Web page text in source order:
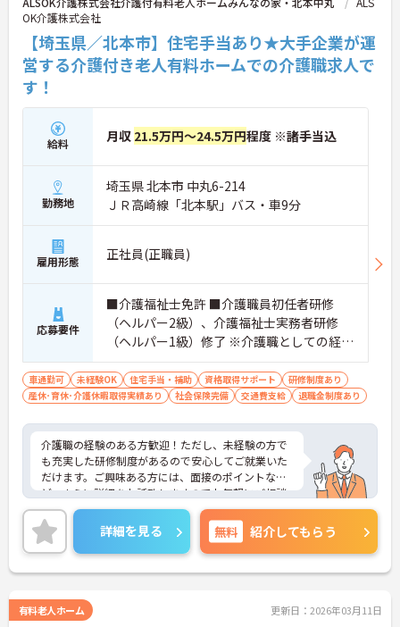
OK介護株式会社
【埼玉県／北本市】住宅手当あり★大手企業が運
営する介護付き老人有料ホームでの介護職求人で
す！
給料 月収 21.5万円～24.5万円程度 ※諸手当込
勤務地
埼玉県 北本市 中丸6-214
ＪＲ高崎線「北本駅」バス・車9分
雇用形態 正社員(正職員)
応募要件
■介護福祉士免許 ■介護職員初任者研修
（ヘルパー2級）、介護福祉士実務者研修
（ヘルパー1級）修了 ※介護職としての経験
があればなお可
車通勤可 未経験OK 住宅手当・補助 資格取得サポート
研修制度あり
産休･育休･介護休暇取得実績あり
社会保険完備 交通費支給 退職金制度あり
介護職の経験のある方歓迎！ただし、未経験の方で
も充実した研修制度があるので安心してご就業いた
だけます。ご興味ある方には、面接のポイントな
ど、さらに詳細をお話致しますのでお気軽にご相談
ください。
詳細を見る 無料 紹介してもらう
有料老人ホーム 更新日：2026年03月11日